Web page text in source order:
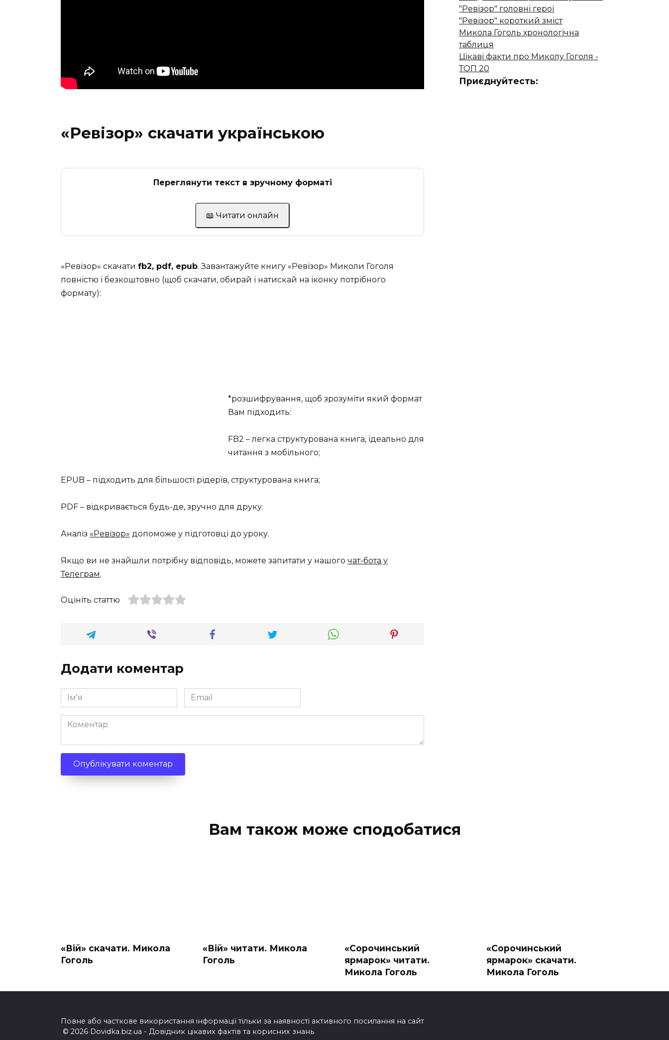
«Ревізор» скачати українською
Переглянути текст в зручному форматі
📖 Читати онлайн
«Ревізор» скачати fb2, pdf, epub. Завантажуйте книгу «Ревізор» Миколи Гоголя
повністю і безкоштовно (щоб скачати, обирай і натискай на іконку потрібного
формату):
*розшифрування, щоб зрозуміти який формат
Вам підходить:
FB2 – легка структурована книга, ідеально для
читання з мобільного;
EPUB – підходить для більшості рідерів, структурована книга;
PDF – відкривається будь-де, зручно для друку.
Аналіз «Ревізор» допоможе у підготовці до уроку.
Якщо ви не знайшли потрібну відповідь, можете запитати у нашого чат-бота у
Телеграм.
Оцініть статтю
Додати коментар
Ім'я
*
Email
*
Коментар
"Ревізор" головні герої
"Ревізор" короткий зміст
Микола Гоголь хронологічна
таблиця
Цікаві факти про Миколу Гоголя -
ТОП 20
Приєднуйтесть:
Вам також може сподобатися
«Вій» скачати. Микола
Гоголь
«Вій» читати. Микола
Гоголь
«Сорочинський
ярмарок» читати.
Микола Гоголь
«Сорочинський
ярмарок» скачати.
Микола Гоголь
Повне або часткове використання інформації тільки за наявності активного посилання на сайт
© 2026 Dovidka.biz.ua - Довідник цікавих фактів та корисних знань